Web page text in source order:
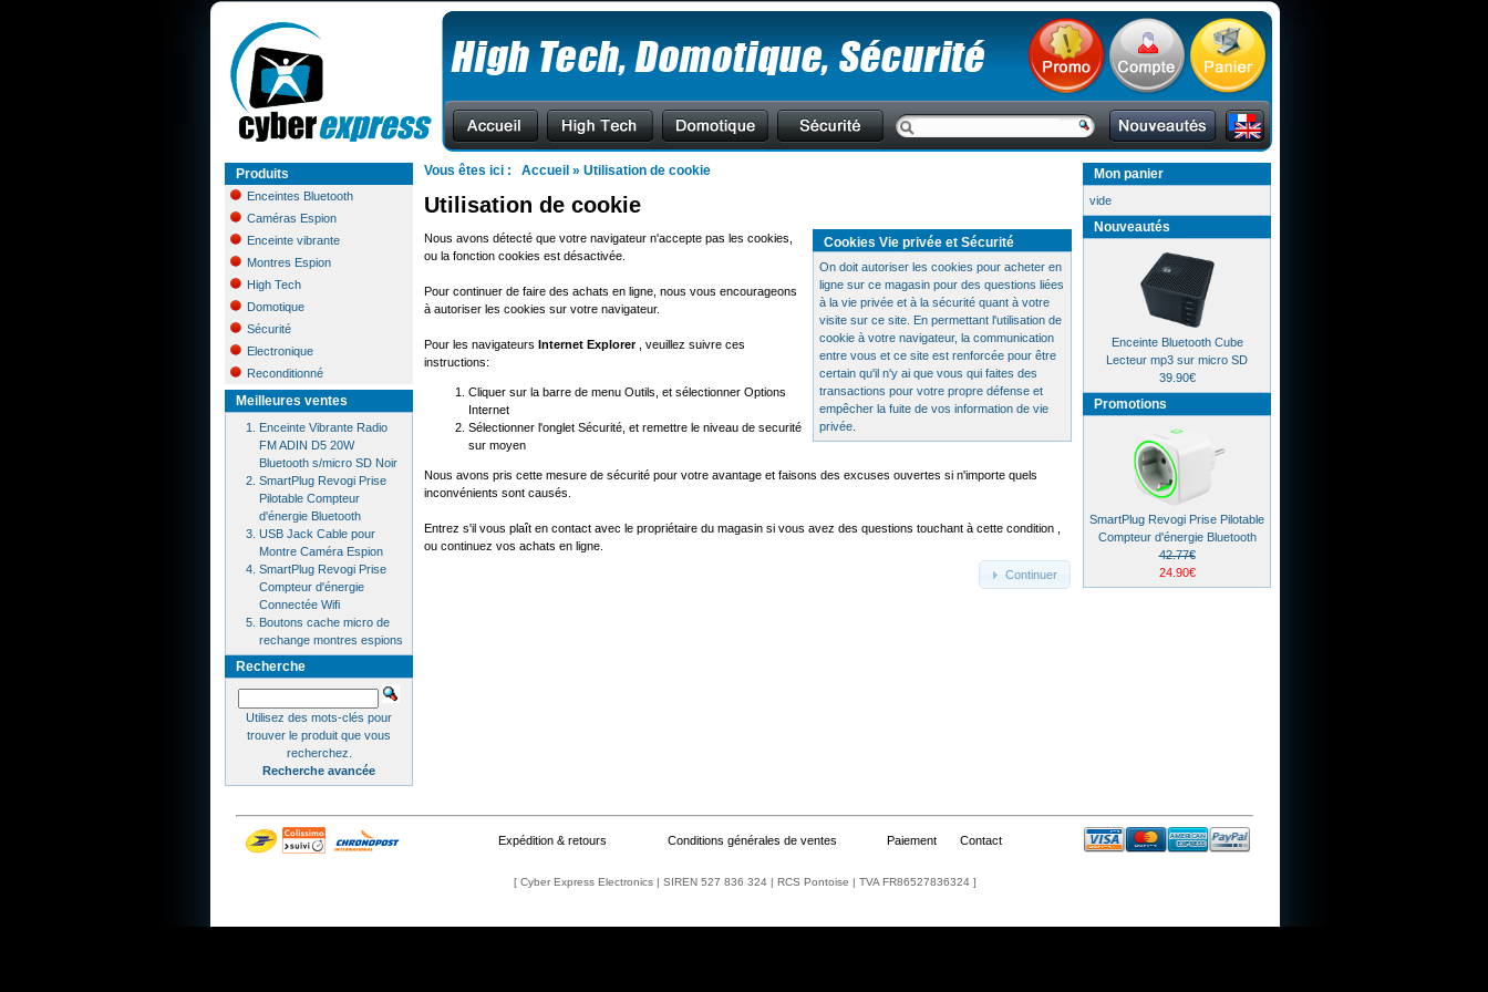
Vous êtes ici : Accueil » Utilisation de cookie
Utilisation de cookie
Cookies Vie privée et Sécurité
On doit autoriser les cookies pour acheter en
ligne sur ce magasin pour des questions liées
à la vie privée et à la sécurité quant à votre
visite sur ce site. En permettant l'utilisation de
cookie à votre navigateur, la communication
entre vous et ce site est renforcée pour être
certain qu'il n'y ai que vous qui faites des
transactions pour votre propre défense et
empêcher la fuite de vos information de vie
privée.
Nous avons détecté que votre navigateur n'accepte pas les cookies,
ou la fonction cookies est désactivée.
Pour continuer de faire des achats en ligne, nous vous encourageons
à autoriser les cookies sur votre navigateur.
Pour les navigateurs Internet Explorer, veuillez suivre ces
instructions:
Cliquer sur la barre de menu Outils, et sélectionner Options
Internet
Sélectionner l'onglet Sécurité, et remettre le niveau de securité
sur moyen
Nous avons pris cette mesure de sécurité pour votre avantage et faisons des excuses ouvertes si n'importe quels
inconvénients sont causés.
Entrez s'il vous plaît en contact avec le propriétaire du magasin si vous avez des questions touchant à cette condition ,
ou continuez vos achats en ligne.
Continuer
Produits
Enceintes Bluetooth
Caméras Espion
Enceinte vibrante
Montres Espion
High Tech
Domotique
Sécurité
Electronique
Reconditionné
Meilleures ventes
Enceinte Vibrante Radio
FM ADIN D5 20W
Bluetooth s/micro SD Noir
SmartPlug Revogi Prise
Pilotable Compteur
d'énergie Bluetooth
USB Jack Cable pour
Montre Caméra Espion
SmartPlug Revogi Prise
Compteur d'énergie
Connectée Wifi
Boutons cache micro de
rechange montres espions
Recherche
Utilisez des mots-clés pour
trouver le produit que vous
recherchez.
Recherche avancée
Mon panier
vide
Nouveautés
Enceinte Bluetooth Cube
Lecteur mp3 sur micro SD
39.90€
Promotions
SmartPlug Revogi Prise Pilotable
Compteur d'énergie Bluetooth
42.77€
24.90€
Expédition & retours Conditions générales de ventes Paiement Contact
[ Cyber Express Electronics | SIREN 527 836 324 | RCS Pontoise | TVA FR86527836324 ]